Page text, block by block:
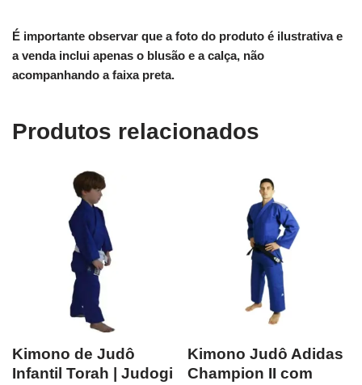
É importante observar que a foto do produto é ilustrativa e
a venda inclui apenas o blusão e a calça, não
acompanhando a faixa preta.
Produtos relacionados
Kimono de Judô
Infantil Torah | Judogi
Kimono Judô Adidas
Champion II com